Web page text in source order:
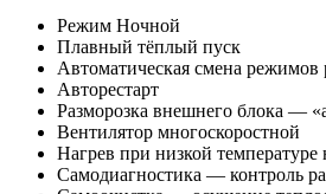
Режим Ночной
Плавный тёплый пуск
Автоматическая смена режимов
Авторестарт
Разморозка внешнего блока —
Вентилятор многоскоростной
Нагрев при низкой температуре
Самодиагностика — контроль